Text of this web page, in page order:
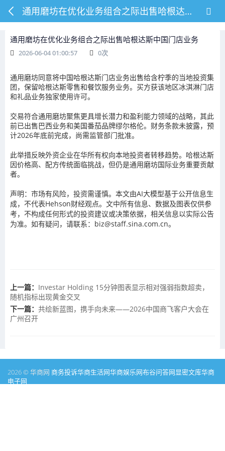
通用磨坊在优化业务组合之际出售哈根达斯中国门店业务
通用磨坊在优化业务组合之际出售哈根达斯中国门店业务
2026-06-04 01:00:57 0次
通用磨坊同意将中国哈根达斯门店业务出售给含柠季的当地投资集
团，保留哈根达斯零售和餐饮服务业务。买方获该地区冰淇淋门店
和礼品业务独家使用许可。
交易符合通用磨坊聚焦更具增长潜力和盈利能力领域的战略，其此
前已出售巴西业务和美国番茄品牌缪尔格伦。财务条款未披露，预
计2026年底前完成，尚需监管部门批准。
此举措反映外资企业在华所有权向本地投资者转移趋势。哈根达斯
因价格高、配方传统面临挑战，但仍是通用磨坊国际业务重要贡献
者。
声明：市场有风险，投资需谨慎。本文由AI大模型基于公开信息生
成，不代表Hehson财经观点。文中所有信息、数据及图表仅供参
考，不构成任何形式的投资建议或决策依据，相关信息以实际公告
为准。如有疑问，请联系：biz@staff.sina.com.cn。
上一篇： Investar Holding 15分钟图表显示相对强弱指数超卖，
随机指标出现黄金交叉
下一篇： 共绘新蓝图，携手向未来——2026中国商飞客户大会在
广州召开
2026 © 华商网 商务投诉华商生活网华商娱乐网布谷问答网显密文库华商
电子网